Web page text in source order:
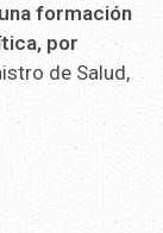
formación
por
de Salud,